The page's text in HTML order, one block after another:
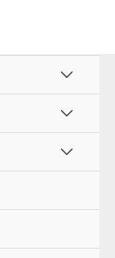
menú
menú